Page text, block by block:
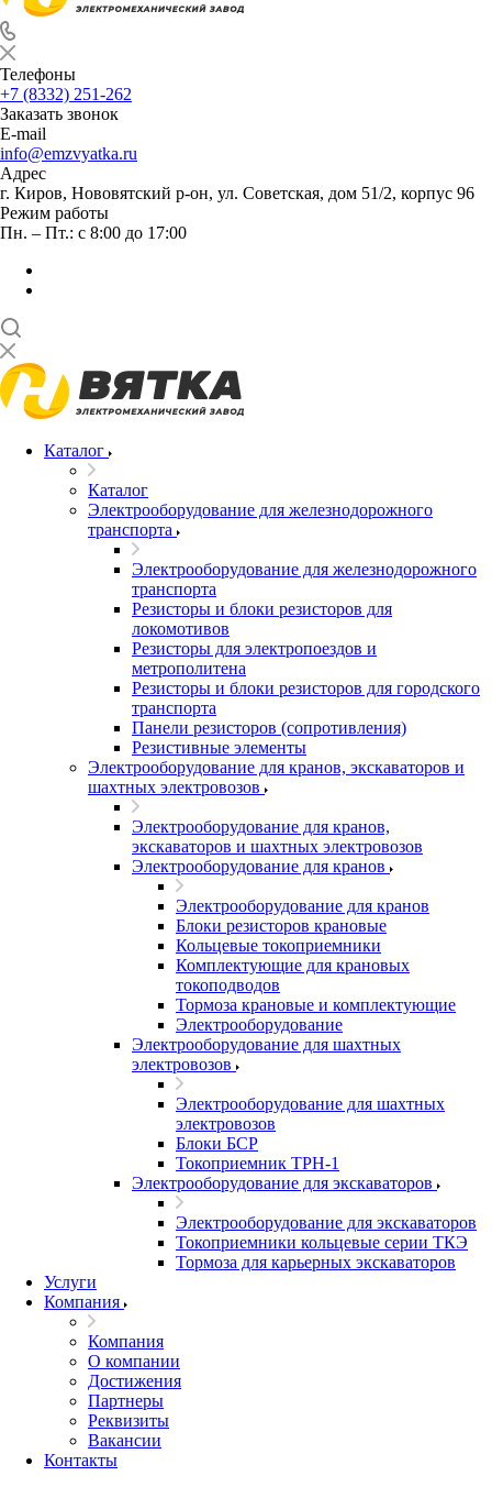
Телефоны
+7 (8332) 251-262
Заказать звонок
E-mail
info@emzvyatka.ru
Адрес
г. Киров, Нововятский р-он, ул. Советская, дом 51/2, корпус 96
Режим работы
Пн. – Пт.: с 8:00 до 17:00
Каталог
Каталог
Электрооборудование для железнодорожного
транспорта
Электрооборудование для железнодорожного
транспорта
Резисторы и блоки резисторов для
локомотивов
Резисторы для электропоездов и
метрополитена
Резисторы и блоки резисторов для городского
транспорта
Панели резисторов (сопротивления)
Резистивные элементы
Электрооборудование для кранов, экскаваторов и
шахтных электровозов
Электрооборудование для кранов,
экскаваторов и шахтных электровозов
Электрооборудование для кранов
Электрооборудование для кранов
Блоки резисторов крановые
Кольцевые токоприемники
Комплектующие для крановых
токоподводов
Тормоза крановые и комплектующие
Электрооборудование
Электрооборудование для шахтных
электровозов
Электрооборудование для шахтных
электровозов
Блоки БСР
Токоприемник ТРН-1
Электрооборудование для экскаваторов
Электрооборудование для экскаваторов
Токоприемники кольцевые серии ТКЭ
Тормоза для карьерных экскаваторов
Услуги
Компания
Компания
О компании
Достижения
Партнеры
Реквизиты
Вакансии
Контакты